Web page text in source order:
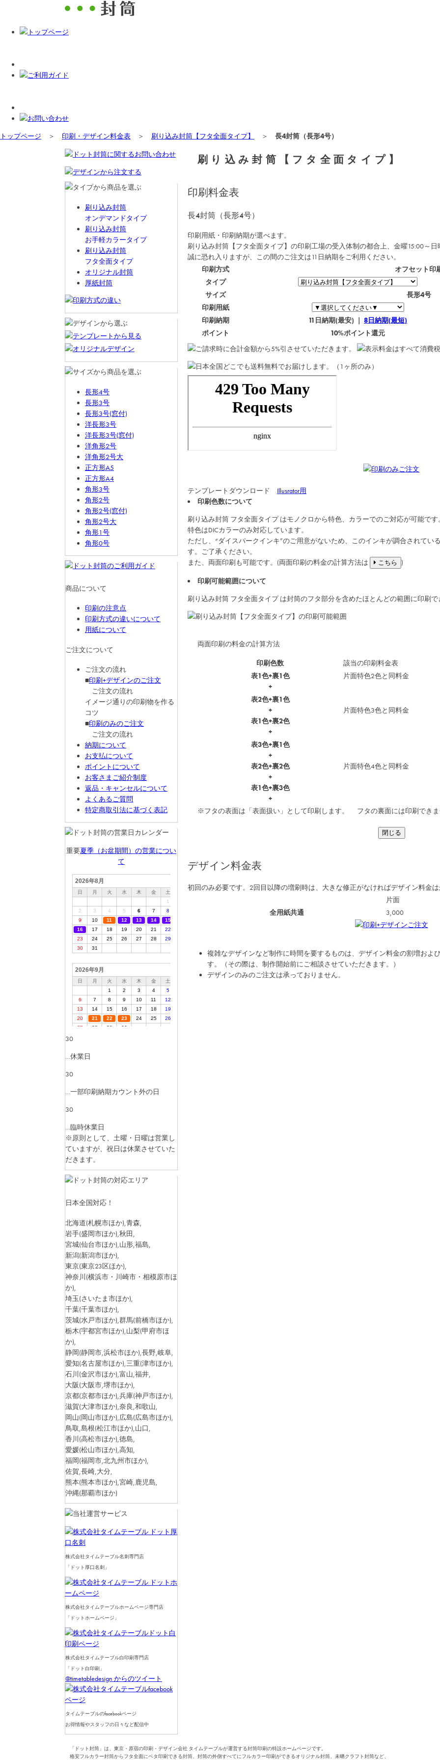
トップページ ＞ 印刷・デザイン料金表 ＞ 刷り込み封筒【フタ全面タイプ】 ＞ 長4封筒（長形4号）
刷り込み封筒【フタ全面タイプ】
印刷料金表
長4封筒（長形4号）
印刷用紙・印刷納期が選べます。
刷り込み封筒【フタ全面タイプ】の印刷工場の受入体制の都合上、金曜15:00～日
誠に恐れ入りますが、この間のご注文は11日納期をご利用ください。
印刷方式
オフセット印
タイプ
サイズ
長形4号
印刷用紙
印刷納期
11日納期(最安) ｜ 8日納期(最短)
ポイント
10%ポイント還元
テンプレートダウンロード Illusrator用
印刷色数について
刷り込み封筒 フタ全面タイプはモノクロから特色、カラーでのご対応が可能です
特色はDICカラーのみ対応しています。
ただし、“ダイスパークインキ”のご用意がないため、このインキが調合されて
す。ご了承ください。
また、両面印刷も可能です。(両面印刷の料金の計算方法は
こちら )
印刷可能範囲について
刷り込み封筒 フタ全面タイプは封筒のフタ部分を含めたほとんどの範囲に印刷で
両面印刷の料金の計算方法
印刷色数
該当の印刷料金表
表1色+裏1色
+
片面特色2色と同料金
表2色+裏1色
+
表1色+裏2色
+
片面特色3色と同料金
表3色+裏1色
+
表2色+裏2色
+
表1色+裏3色
+
片面特色4色と同料金
※フタの表面は「表面扱い」として印刷します。 フタの裏面には印刷でき
閉じる
デザイン料金表
初回のみ必要です。2回目以降の増刷時は、大きな修正がなければデザイン料金
片面
全用紙共通
3,000
複雑なデザインなど制作に時間を要するものは、デザイン料金の割増およ
す。（その際は、制作開始前にご相談させていただきます。）
デザインのみのご注文は承っておりません。
刷り込み封筒
オンデマンドタイプ
刷り込み封筒
お手軽カラータイプ
刷り込み封筒
フタ全面タイプ
オリジナル封筒
厚紙封筒
長形4号
長形3号
長形3号(窓付)
洋長形3号
洋長形3号(窓付)
洋角形2号
洋角形2号大
正方形A5
正方形A4
角形3号
角形2号
角形2号(窓付)
角形2号大
角形1号
角形0号
商品について
印刷の注意点
印刷方式の違いについて
用紙について
ご注文について
ご注文の流れ
■印刷+デザインのご注文
ご注文の流れ
イメージ通りの印刷物を作る
コツ
■印刷のみのご注文
ご注文の流れ
納期について
お支払について
ポイントについて
お客さまご紹介制度
返品・キャンセルについて
よくあるご質問
特定商取引法に基づく表記
重要夏季（お盆期間）の営業につい
て
30
…休業日
30
…一部印刷納期カウント外の日
30
…臨時休業日
※原則として、土曜・日曜は営業し
ていますが、祝日は休業させていた
だきます。
日本全国対応！
北海道(札幌市ほか),青森,
岩手(盛岡市ほか),秋田,
宮城(仙台市ほか),山形,福島,
新潟(新潟市ほか),
東京(東京23区ほか),
神奈川(横浜市・川崎市・相模原市ほ
か),
埼玉(さいたま市ほか),
千葉(千葉市ほか),
茨城(水戸市ほか),群馬(前橋市ほか),
栃木(宇都宮市ほか),山梨(甲府市ほ
か),
静岡(静岡市,浜松市ほか),長野,岐阜,
愛知(名古屋市ほか),三重(津市ほか),
石川(金沢市ほか),富山,福井,
大阪(大阪市,堺市ほか),
京都(京都市ほか),兵庫(神戸市ほか),
滋賀(大津市ほか),奈良,和歌山,
岡山(岡山市ほか),広島(広島市ほか),
鳥取,島根(松江市ほか),山口,
香川(高松市ほか),徳島,
愛媛(松山市ほか),高知,
福岡(福岡市,北九州市ほか),
佐賀,長崎,大分,
熊本(熊本市ほか),宮崎,鹿児島,
沖縄(那覇市ほか)
株式会社タイムテーブル名刺専門店
「ドット厚口名刺」
株式会社タイムテーブルホームページ専門店
「ドットホームページ」
株式会社タイムテーブル白印刷専門店
「ドット白印刷」
@timetabledesign からのツイート
タイムテーブルのfacebookページ
お得情報やスタッフの日々など配信中
「ドット封筒」は、東京・原宿の印刷・デザイン会社 タイムテーブルが運営する封筒印刷の特設ホームページです。
格安フルカラー封筒からフタ全面にベタ印刷できる封筒、封筒の外側すべてにフルカラー印刷ができるオリジナル封筒、未晒クラフト封筒など、